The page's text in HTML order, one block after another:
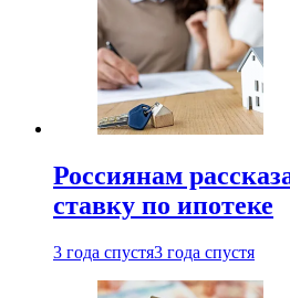
Россиянам
ставку по ипотеке
3 года спустя3 года спустя